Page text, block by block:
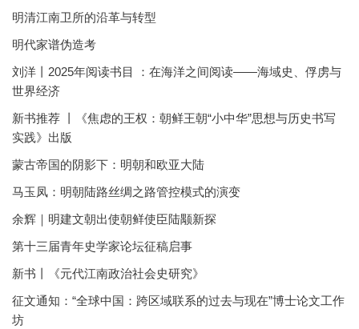
明清江南卫所的沿革与转型
明代家谱伪造考
刘洋丨2025年阅读书目 ：在海洋之间阅读——海域史、俘虏与
世界经济
新书推荐 丨《焦虑的王权：朝鲜王朝“小中华”思想与历史书写
实践》出版
蒙古帝国的阴影下：明朝和欧亚大陆
马玉凤：明朝陆路丝绸之路管控模式的演变
余辉｜明建文朝出使朝鲜使臣陆颙新探
第十三届青年史学家论坛征稿启事
新书丨《元代江南政治社会史研究》
征文通知：“全球中国：跨区域联系的过去与现在”博士论文工作
坊